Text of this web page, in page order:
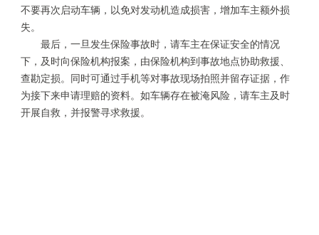
不要再次启动车辆，以免对发动机造成损害，增加车主额外损
失。
最后，一旦发生保险事故时，请车主在保证安全的情况
下，及时向保险机构报案，由保险机构到事故地点协助救援、
查勘定损。同时可通过手机等对事故现场拍照并留存证据，作
为接下来申请理赔的资料。如车辆存在被淹风险，请车主及时
开展自救，并报警寻求救援。